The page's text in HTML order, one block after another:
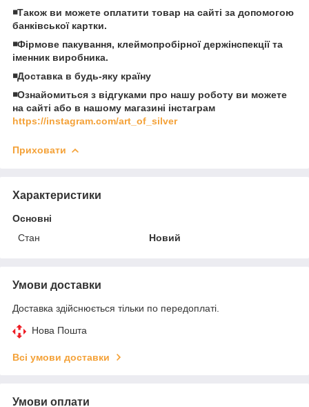
◾️Також ви можете оплатити товар на сайті за допомогою
банківської картки.
◾️Фірмове пакування, клеймопробірної держінспекції та
іменник виробника.
◾️Доставка в будь-яку країну
◾️Ознайомиться з відгуками про нашу роботу ви можете
на сайті або в нашому магазині інстаграм
https://instagram.com/art_of_silver
Приховати
Характеристики
Основні
Стан
Новий
Умови доставки
Доставка здійснюється тільки по передоплаті.
Нова Пошта
Всі умови доставки
Умови оплати